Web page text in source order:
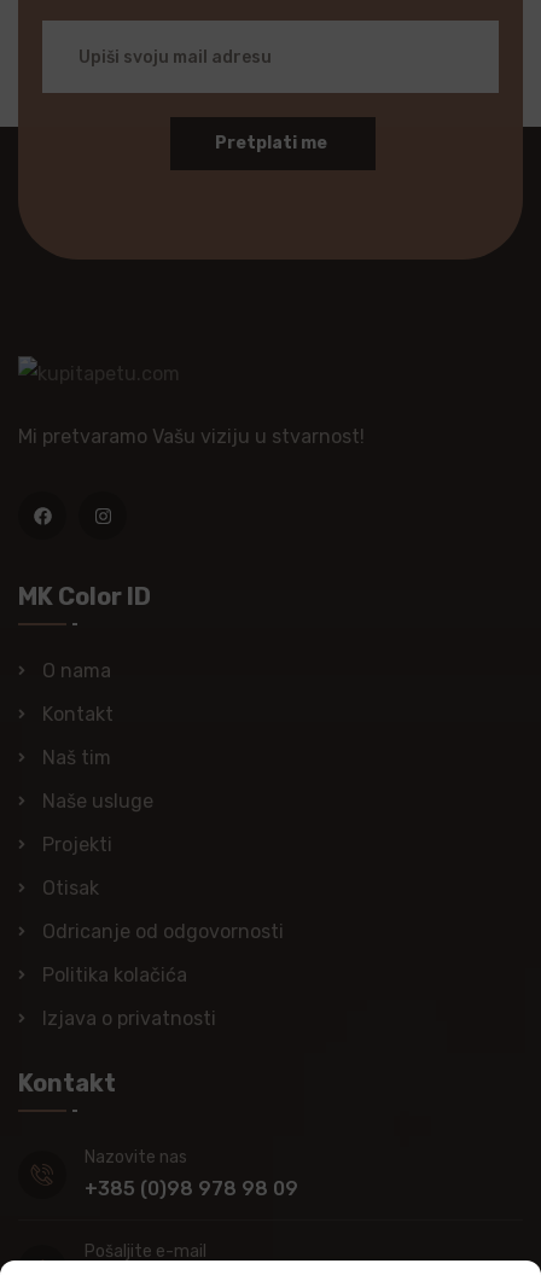
Pretplati me
Mi pretvaramo Vašu viziju u stvarnost!
MK Color ID
O nama
Kontakt
Naš tim
Naše usluge
Projekti
Otisak
Odricanje od odgovornosti
Politika kolačića
Izjava o privatnosti
Kontakt
Nazovite nas
+385 (0)98 978 98 09
Pošaljite e-mail